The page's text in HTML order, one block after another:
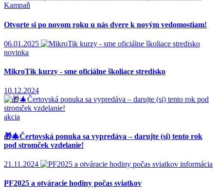
Kampaň
Otvorte si po novom roku u nás dvere k novým vedomostiam!
06.01.2025
novinka
MikroTik kurzy - sme oficiálne školiace stredisko
10.12.2024
akcia
🎁🎄Čertovská ponuka sa vypredáva – darujte (si) tento rok
pod stromček vzdelanie!
21.11.2024 informácia
PF2025 a otváracie hodiny počas sviatkov